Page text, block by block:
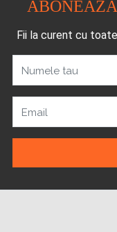
Fii la curent cu
Numele tau
Email